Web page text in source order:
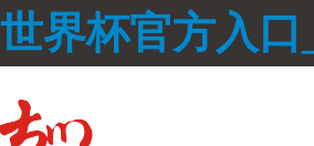
世界杯官方入